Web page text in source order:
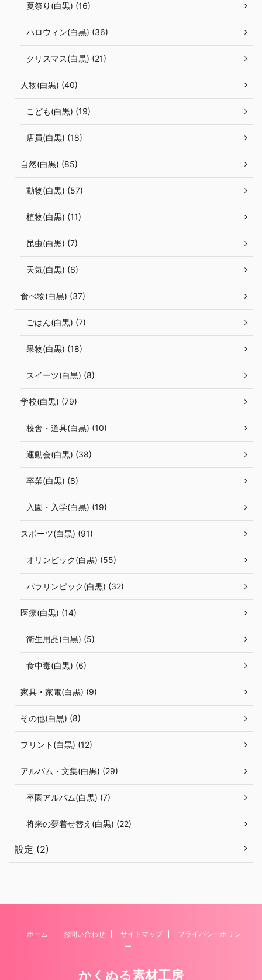
夏祭り(白黒) (16)
ハロウィン(白黒) (36)
クリスマス(白黒) (21)
人物(白黒) (40)
こども(白黒) (19)
店員(白黒) (18)
自然(白黒) (85)
動物(白黒) (57)
植物(白黒) (11)
昆虫(白黒) (7)
天気(白黒) (6)
食べ物(白黒) (37)
ごはん(白黒) (7)
果物(白黒) (18)
スイーツ(白黒) (8)
学校(白黒) (79)
校舎・道具(白黒) (10)
運動会(白黒) (38)
卒業(白黒) (8)
入園・入学(白黒) (19)
スポーツ(白黒) (91)
オリンピック(白黒) (55)
パラリンピック(白黒) (32)
医療(白黒) (14)
衛生用品(白黒) (5)
食中毒(白黒) (6)
家具・家電(白黒) (9)
その他(白黒) (8)
プリント(白黒) (12)
アルバム・文集(白黒) (29)
卒園アルバム(白黒) (7)
将来の夢着せ替え(白黒) (22)
設定 (2)
ホーム お問い合わせ サイトマップ
プライバシーポリシ
ー
かくぬる素材工房